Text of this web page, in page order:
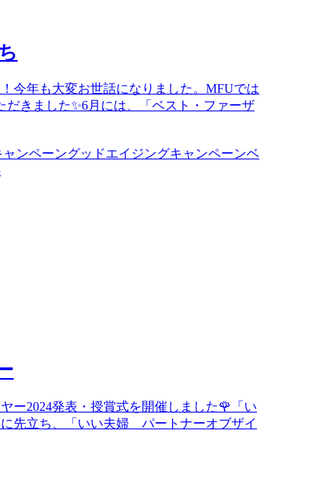
今年も大変お世話になりました。MFUでは
きました✨6月には、「ベスト・ファーザ
ンペーングッドエイジングキャンペーンベ
2024発表・授賞式を開催しました🌹「い
先立ち、「いい夫婦 パートナーオブザイ